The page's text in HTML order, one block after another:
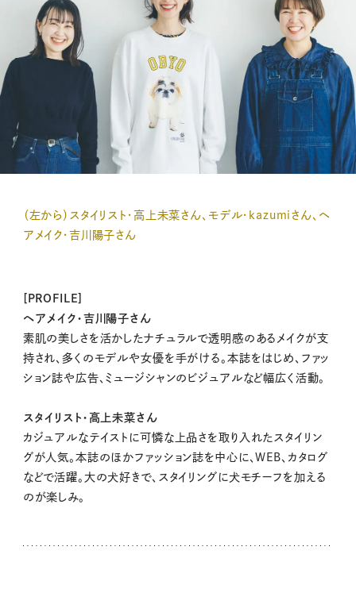
（左から）スタイリスト・高上未菜さん、モデル・kazumiさん、ヘ
アメイク・吉川陽子さん
[PROFILE]
ヘアメイク・吉川陽子さん
素肌の美しさを活かしたナチュラルで透明感のあるメイクが支
持され、多くのモデルや女優を手がける。本誌をはじめ、ファッ
ション誌や広告、ミュージシャンのビジュアルなど幅広く活動。
スタイリスト・高上未菜さん
カジュアルなテイストに可憐な上品さを取り入れたスタイリン
グが人気。本誌のほかファッション誌を中心に、WEB、カタログ
などで活躍。大の犬好きで、スタイリングに犬モチーフを加える
のが楽しみ。